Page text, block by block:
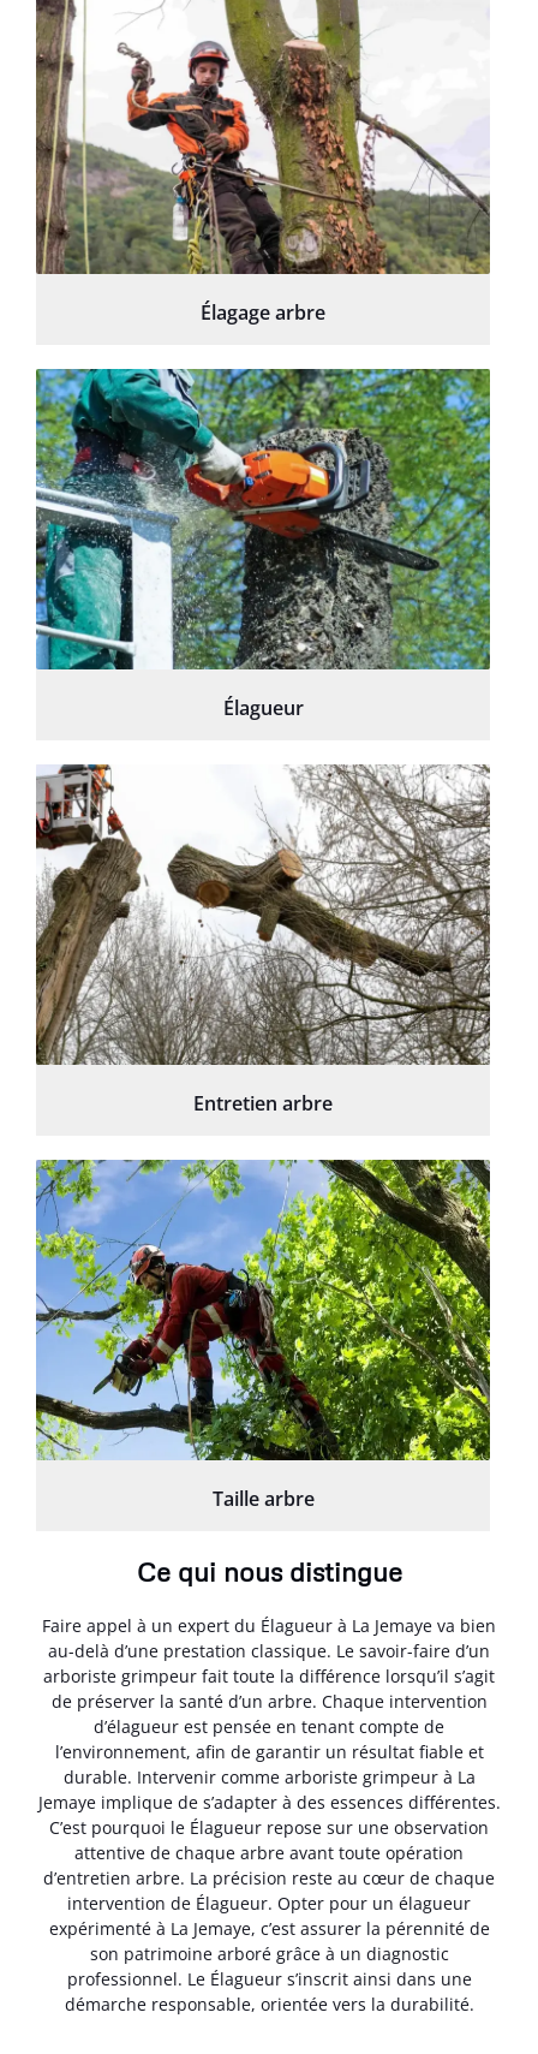
Élagage arbre
Élagueur
Entretien arbre
Taille arbre
Ce qui nous distingue
Faire appel à un expert du Élagueur à La Jemaye va bien
au-delà d’une prestation classique. Le savoir-faire d’un
arboriste grimpeur fait toute la différence lorsqu’il s’agit
de préserver la santé d’un arbre. Chaque intervention
d’élagueur est pensée en tenant compte de
l’environnement, afin de garantir un résultat fiable et
durable. Intervenir comme arboriste grimpeur à La
Jemaye implique de s’adapter à des essences différentes.
C’est pourquoi le Élagueur repose sur une observation
attentive de chaque arbre avant toute opération
d’entretien arbre. La précision reste au cœur de chaque
intervention de Élagueur. Opter pour un élagueur
expérimenté à La Jemaye, c’est assurer la pérennité de
son patrimoine arboré grâce à un diagnostic
professionnel. Le Élagueur s’inscrit ainsi dans une
démarche responsable, orientée vers la durabilité.